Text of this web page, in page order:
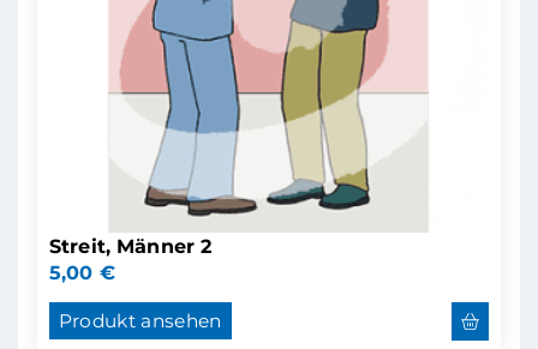
Streit, Männer 2
5,00 €
Produkt ansehen